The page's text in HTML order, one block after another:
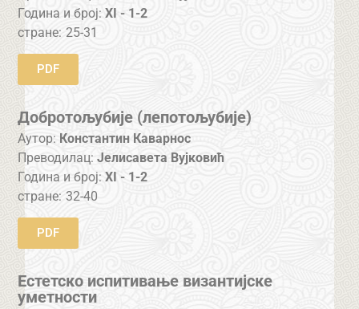
Година и број:XI - 1-2
стране: 25-31
PDF
Добротољубије (лепотољубије)
Аутор: Константин Каварнос
Преводилац: Јелисавета Вујковић
Година и број:XI - 1-2
стране: 32-40
PDF
Естетско испитивање византијске
уметности